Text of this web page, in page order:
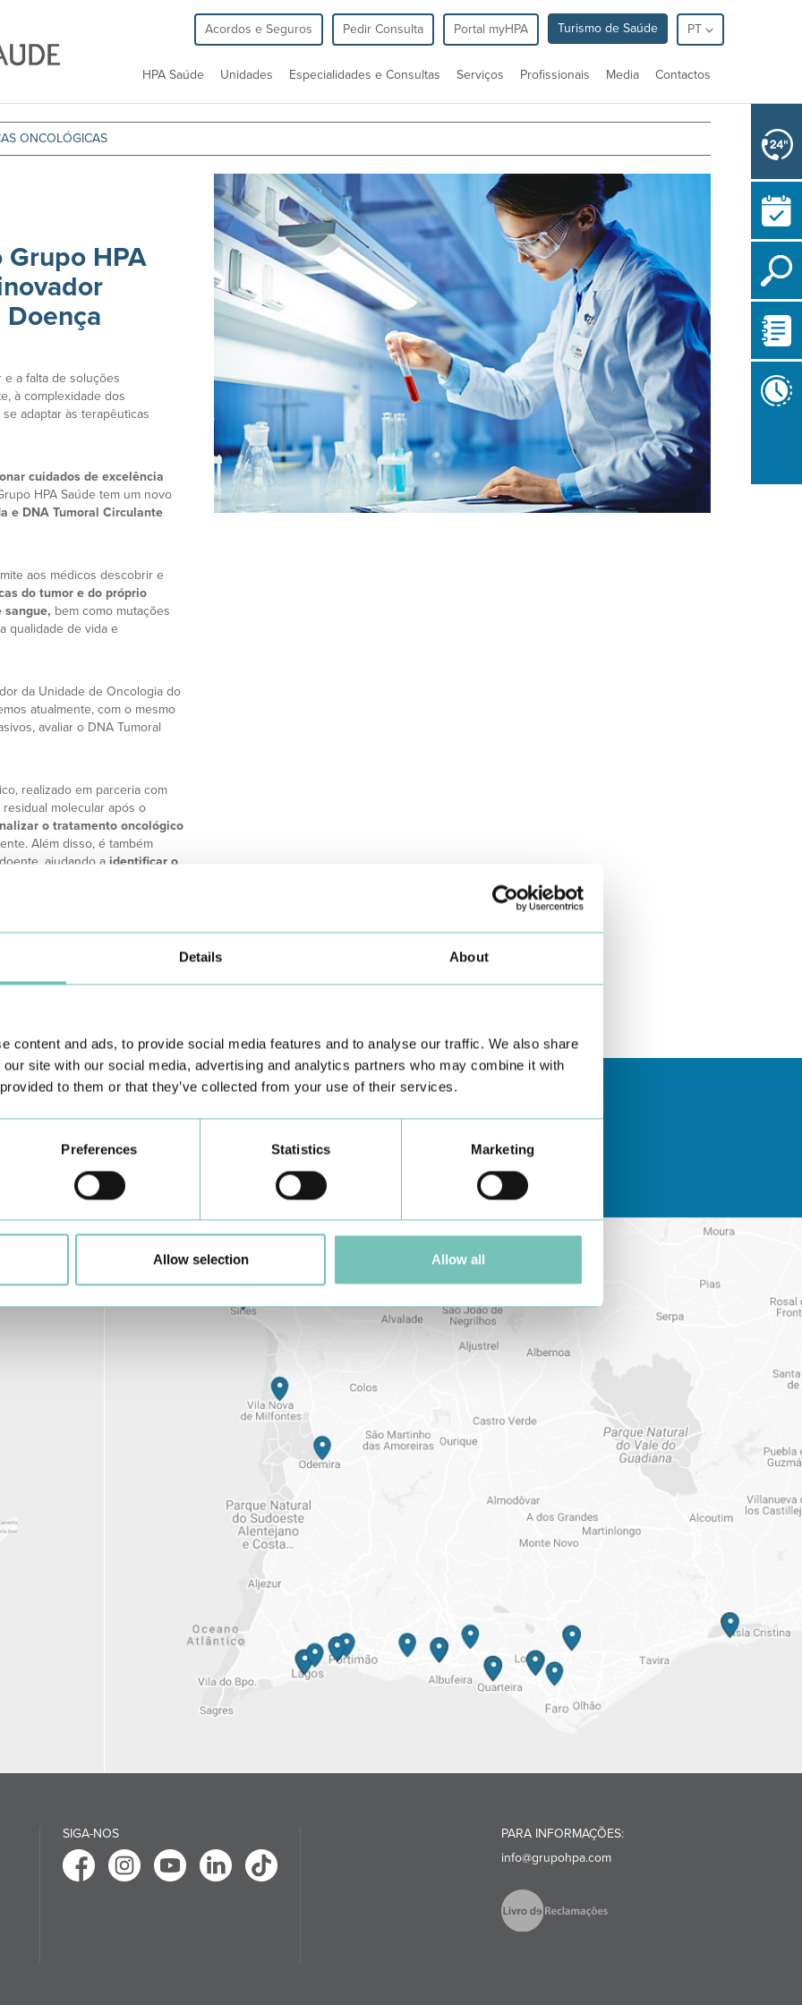
Details About
content and ads, to provide social media features and to analyse our traffic. We also share
site with our social media, advertising and analytics partners who may combine it with
to them or that they’ve collected from your use of their services.
Preferences Statistics Marketing
Allow selection Allow all
Acordos e Seguros Pedir Consulta Portal myHPA Turismo de Saúde PT
HPA Saúde Unidades Especialidades e Consultas Serviços Profissionais Media Contactos
ONCOLÓGICAS
HPA
a falta de soluções
à complexidade dos
adaptar às terapêuticas
cuidados de excelência
HPA Saúde tem um novo
e DNA Tumoral Circulante
aos médicos descobrir e
do tumor e do próprio
sangue, bem como mutações
qualidade de vida e
da Unidade de Oncologia do
atualmente, com o mesmo
avaliar o DNA Tumoral
realizado em parceria com
molecular após o
o tratamento oncológico
Além disso, é também
ajudando a identificar o
Conheça todas as Unidades de saúde CUFaqui
SIGA-NOS
PARA INFORMAÇÕES:
info@grupohpa.com